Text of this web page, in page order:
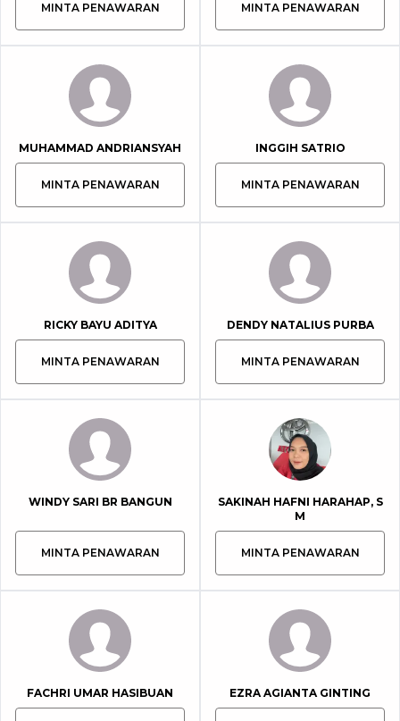
MINTA PENAWARAN MINTA PENAWARAN
MUHAMMAD ANDRIANSYAH
MINTA PENAWARAN
INGGIH SATRIO
MINTA PENAWARAN
RICKY BAYU ADITYA
MINTA PENAWARAN
DENDY NATALIUS PURBA
MINTA PENAWARAN
WINDY SARI BR BANGUN
MINTA PENAWARAN
SAKINAH HAFNI HARAHAP, S
M
MINTA PENAWARAN
FACHRI UMAR HASIBUAN EZRA AGIANTA GINTING